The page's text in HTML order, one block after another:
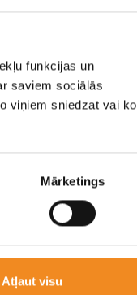
funkcijas un
saviem sociālās
viņiem sniedzat vai ko
Mārketings
Atļaut visu